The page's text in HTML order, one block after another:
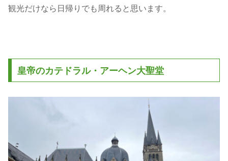
観光だけなら日帰りでも周れると思います。
皇帝のカテドラル・アーヘン大聖堂